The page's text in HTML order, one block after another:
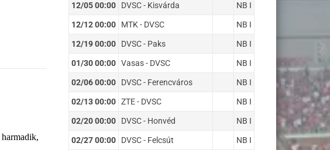
12/05 00:00 DVSC - Kisvárda NB I
12/12 00:00 MTK - DVSC NB I
12/19 00:00 DVSC - Paks NB I
01/30 00:00 Vasas - DVSC NB I
02/06 00:00 DVSC - Ferencváros NB I
02/13 00:00 ZTE - DVSC NB I
02/20 00:00 DVSC - Honvéd NB I
02/27 00:00 DVSC - Felcsút NB I